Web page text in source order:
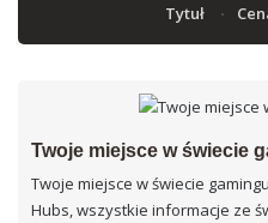
Tytuł
Twoje miejsce w świecie
Twoje miejsce w świecie
Hubs, wszystkie informacje ze